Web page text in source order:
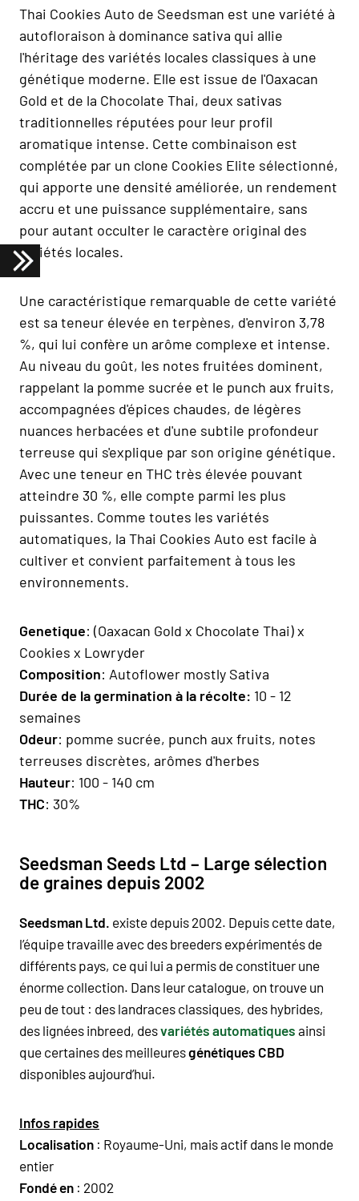
Thai Cookies Auto de Seedsman est une variété à
autofloraison à dominance sativa qui allie
l'héritage des variétés locales classiques à une
génétique moderne. Elle est issue de l'Oaxacan
Gold et de la Chocolate Thai, deux sativas
traditionnelles réputées pour leur profil
aromatique intense. Cette combinaison est
complétée par un clone Cookies Elite sélectionné,
qui apporte une densité améliorée, un rendement
accru et une puissance supplémentaire, sans
pour autant occulter le caractère original des
variétés locales.
Une caractéristique remarquable de cette variété
est sa teneur élevée en terpènes, d'environ 3,78
%, qui lui confère un arôme complexe et intense.
Au niveau du goût, les notes fruitées dominent,
rappelant la pomme sucrée et le punch aux fruits,
accompagnées d'épices chaudes, de légères
nuances herbacées et d'une subtile profondeur
terreuse qui s'explique par son origine génétique.
Avec une teneur en THC très élevée pouvant
atteindre 30 %, elle compte parmi les plus
puissantes. Comme toutes les variétés
automatiques, la Thai Cookies Auto est facile à
cultiver et convient parfaitement à tous les
environnements.
Genetique: (Oaxacan Gold x Chocolate Thai) x
Cookies x Lowryder
Composition: Autoflower mostly Sativa
Durée de la germination à la récolte: 10 - 12
semaines
Odeur: pomme sucrée, punch aux fruits, notes
terreuses discrètes, arômes d'herbes
Hauteur: 100 - 140 cm
THC: 30%
Seedsman Seeds Ltd – Large sélection
de graines depuis 2002
Seedsman Ltd. existe depuis 2002. Depuis cette date,
l’équipe travaille avec des breeders expérimentés de
différents pays, ce qui lui a permis de constituer une
énorme collection. Dans leur catalogue, on trouve un
peu de tout : des landraces classiques, des hybrides,
des lignées inbreed, desvariétés automatiques ainsi
que certaines des meilleuresgénétiques CBD
disponibles aujourd’hui.
Infos rapides
Localisation : Royaume-Uni, mais actif dans le monde
entier
Fondé en : 2002